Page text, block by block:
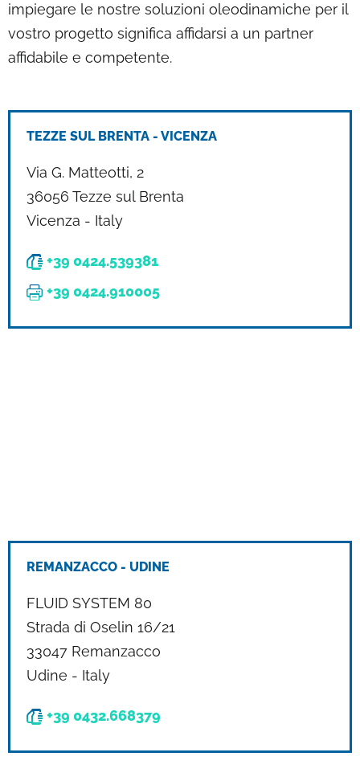
impiegare le nostre soluzioni oleodinamiche per il
vostro progetto significa affidarsi a un partner
affidabile e competente.
TEZZE SUL BRENTA - VICENZA
Via G. Matteotti, 2
36056 Tezze sul Brenta
Vicenza - Italy
+39 0424.539381
+39 0424.910005
REMANZACCO - UDINE
FLUID SYSTEM 80
Strada di Oselin 16/21
33047 Remanzacco
Udine - Italy
+39 0432.668379